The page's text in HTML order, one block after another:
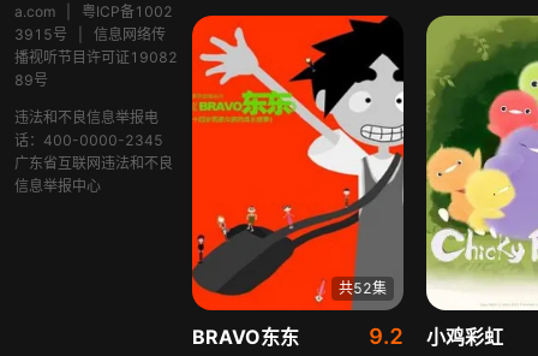
a.com
粤ICP备1002
3915号
信息网络传
播视听节目许可证19082
89号
违法和不良信息举报电
话：400-0000-2345
广东省互联网违法和不良
信息举报中心
共52集
BRAVO东东 9.2 小鸡彩虹